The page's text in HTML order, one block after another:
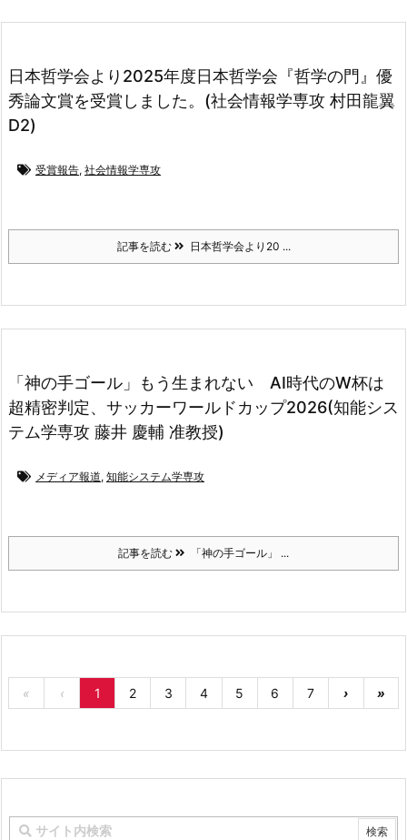
日本哲学会より2025年度日本哲学会『哲学の門』優
秀論文賞を受賞しました。(社会情報学専攻 村田龍翼
D2)
受賞報告, 社会情報学専攻
記事を読む 日本哲学会より20 ...
「神の手ゴール」もう生まれない AI時代のW杯は
超精密判定、サッカーワールドカップ2026(知能シス
テム学専攻 藤井 慶輔 准教授)
メディア報道, 知能システム学専攻
記事を読む 「神の手ゴール」 ...
« ‹ 1 2 3 4 5 6 7 › »